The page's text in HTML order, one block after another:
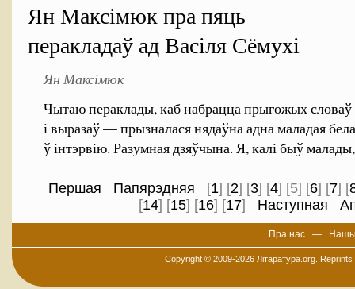
Ян Максімюк пра пяць
перакладаў ад Васіля Сёмухі
Ян Максімюк
Чытаю пераклады, каб набрацца прыгожых словаў
і выразаў — прызналася нядаўна адна маладая
ў інтэрвію. Разумная дзяўчына. Я, калі быў
Першая Папярэдняя [1] [2] [3] [4] [5] [6] [7] [
[14] [15] [16] [17] Наступная
Пра нас— Нашы
Copyright © 2009-2026 Літаратура.org .